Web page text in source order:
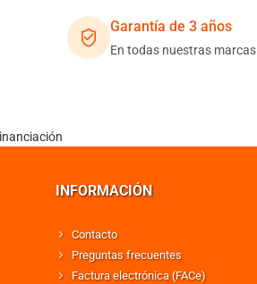
Garantía de 3 años
En todas nuestras marcas
INFORMACIÓN
Contacto
Preguntas frecuentes
Factura electrónica (FACe)